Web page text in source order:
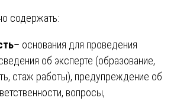
содержать:
– основания для проведения
об эксперте (образование,
стаж работы), предупреждение об
вопросы,